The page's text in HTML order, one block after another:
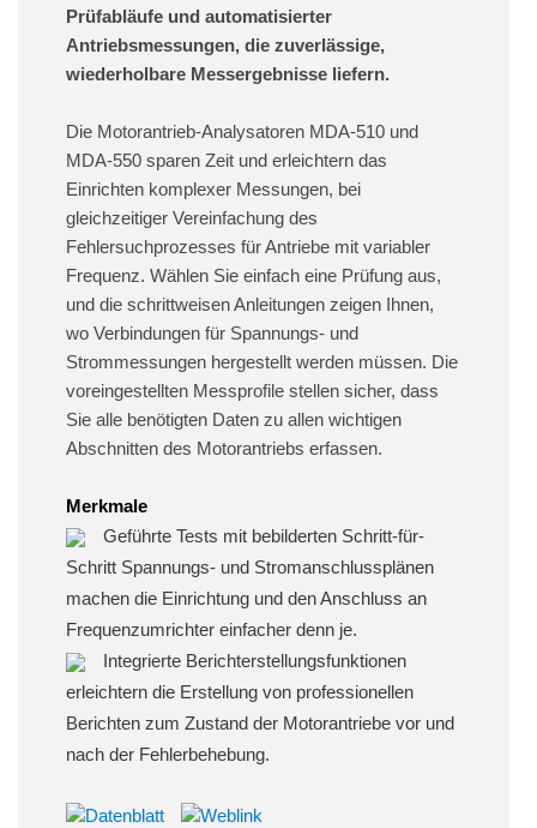
Prüfabläufe und automatisierter
Antriebsmessungen, die zuverlässige,
wiederholbare Messergebnisse liefern.
Die Motorantrieb-Analysatoren MDA-510 und
MDA-550 sparen Zeit und erleichtern das
Einrichten komplexer Messungen, bei
gleichzeitiger Vereinfachung des
Fehlersuchprozesses für Antriebe mit variabler
Frequenz. Wählen Sie einfach eine Prüfung aus,
und die schrittweisen Anleitungen zeigen Ihnen,
wo Verbindungen für Spannungs- und
Strommessungen hergestellt werden müssen. Die
voreingestellten Messprofile stellen sicher, dass
Sie alle benötigten Daten zu allen wichtigen
Abschnitten des Motorantriebs erfassen.
Merkmale
Geführte Tests mit bebilderten Schritt-für-
Schritt Spannungs- und Stromanschlussplänen
machen die Einrichtung und den Anschluss an
Frequenzumrichter einfacher denn je.
Integrierte Berichterstellungsfunktionen
erleichtern die Erstellung von professionellen
Berichten zum Zustand der Motorantriebe vor und
nach der Fehlerbehebung.